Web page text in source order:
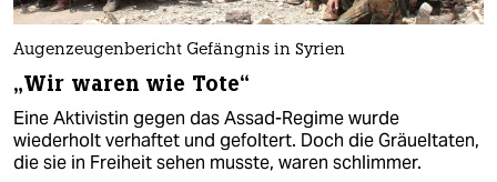
Augenzeugenbericht Gefängnis in Syrien
„Wir waren wie Tote“
Eine Aktivistin gegen das Assad-Regime wurde
wiederholt verhaftet und gefoltert. Doch die Gräueltaten,
die sie in Freiheit sehen musste, waren schlimmer.